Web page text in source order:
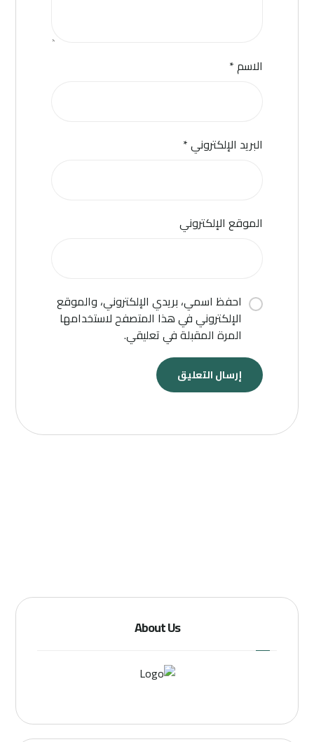
الاسم*
البريد الإلكتروني*
الموقع الإلكتروني
احفظ اسمي، بريدي الإلكتروني، والموقع
الإلكتروني في هذا المتصفح لاستخدامها
المرة المقبلة في تعليقي.
About Us